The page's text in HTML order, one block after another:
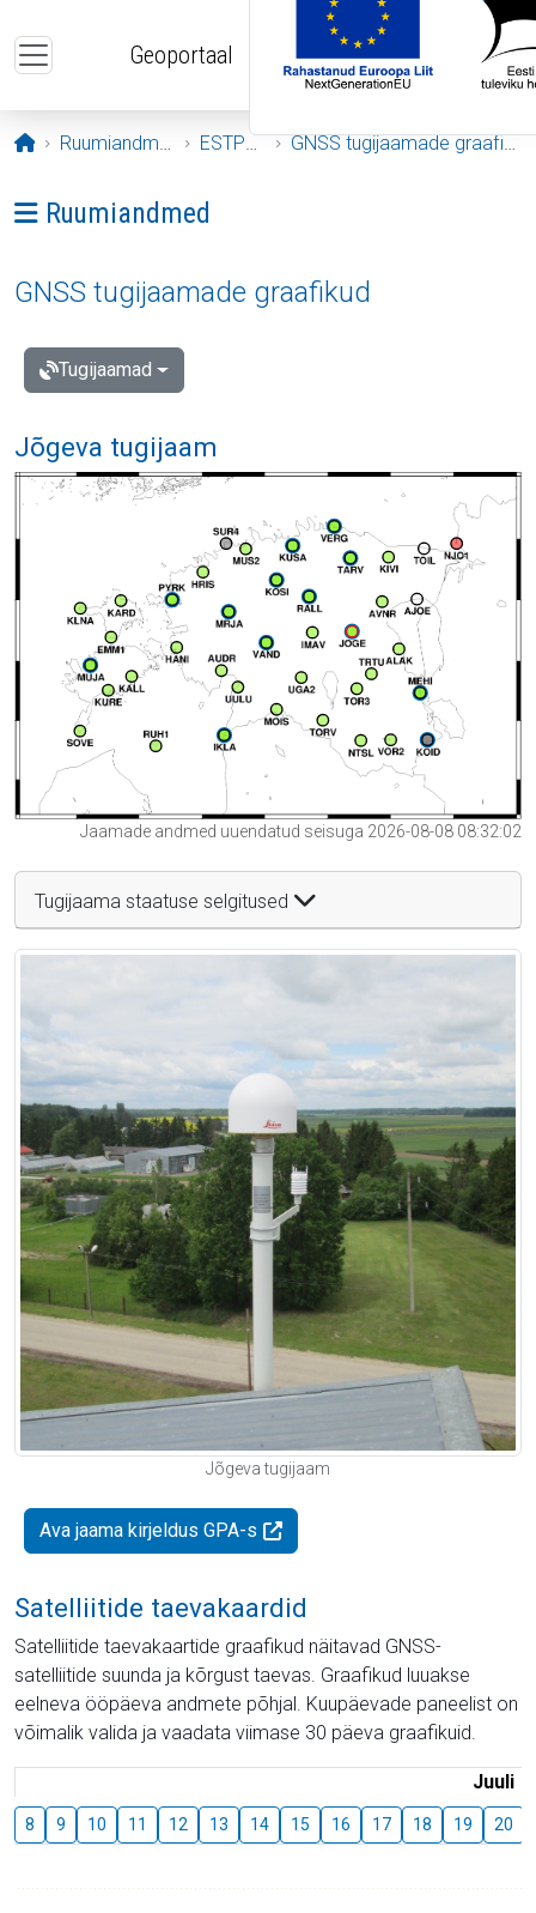
Geoportaal
Avaleht
Ruumiandmed ESTPOS GNSS tugijaamade graafikud
Ava menüü: Ruumiandmed
Ruumiandmed
GNSS tugijaamade graafikud
Tugijaamad
Jõgeva tugijaam
Jaamade andmed uuendatud seisuga 2026-08-08 08:32:02
Tugijaama staatuse selgitused
Jõgeva tugijaam
Ava jaama kirjeldus GPA-s
Satelliitide taevakaardid
Satelliitide taevakaartide graafikud näitavad GNSS-
satelliitide suunda ja kõrgust taevas. Graafikud luuakse
eelneva ööpäeva andmete põhjal. Kuupäevade paneelist on
võimalik valida ja vaadata viimase 30 päeva graafikuid.
Juuli
8 9 10 11 12 13 14 15 16 17 18 19 20